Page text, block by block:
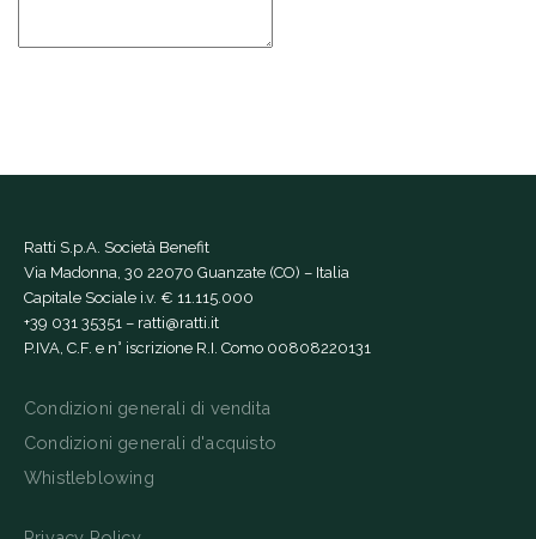
Ratti S.p.A. Società Benefit
Via Madonna, 30 22070 Guanzate (CO) – Italia
Capitale Sociale i.v. € 11.115.000
+39 031 35351 – ratti@ratti.it
P.IVA, C.F. e n° iscrizione R.I. Como 00808220131
Condizioni generali di vendita
Condizioni generali d'acquisto
Whistleblowing